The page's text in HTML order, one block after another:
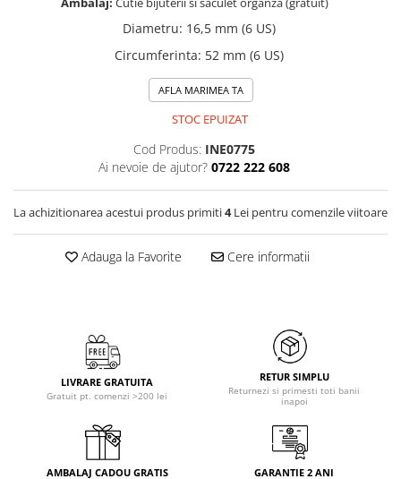
Diametru: 16,5 mm (6 US)
Circumferinta: 52 mm (6 US)
AFLA MARIMEA TA
STOC EPUIZAT
Cod Produs: INE0775
Ai nevoie de ajutor? 0722 222 608
La achizitionarea acestui produs primiti4Lei pentru comenzile viitoare
Adauga la Favorite Cere informatii
LIVRARE GRATUITA
Gratuit pt. comenzi >200 lei
RETUR SIMPLU
Returnezi si primesti toti banii
inapoi
AMBALAJ CADOU GRATIS GARANTIE 2 ANI